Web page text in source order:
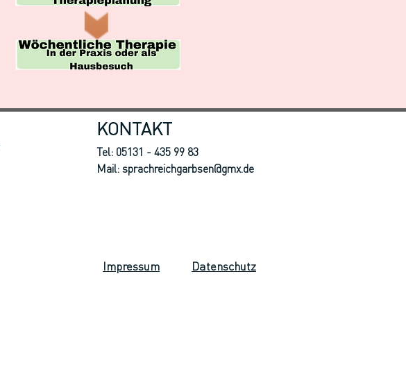
KONTAKT
Tel: 05131 - 435 99 83
Mail: sprachreichgarbsen@gmx.de
Impressum Datenschutz